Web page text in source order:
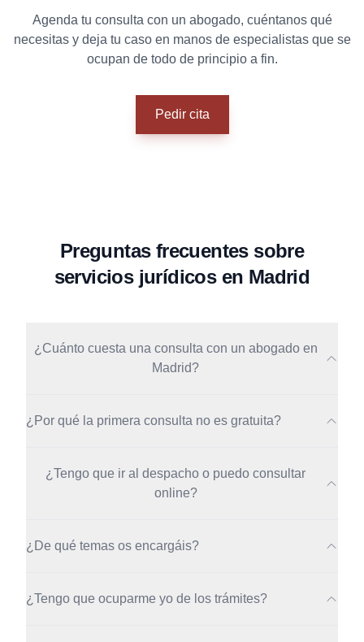
Agenda tu consulta con un abogado, cuéntanos qué
necesitas y deja tu caso en manos de especialistas que se
ocupan de todo de principio a fin.
Pedir cita
Preguntas frecuentes sobre
servicios jurídicos en Madrid
¿Cuánto cuesta una consulta con un abogado en
Madrid?
¿Por qué la primera consulta no es gratuita?
¿Tengo que ir al despacho o puedo consultar
online?
¿De qué temas os encargáis?
¿Tengo que ocuparme yo de los trámites?